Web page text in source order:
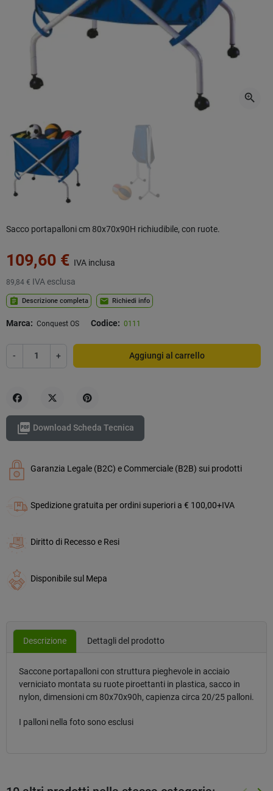
zoom_in
Sacco portapalloni cm 80x70x90H richiudibile, con ruote.
109,60 € IVA inclusa
89,84 € IVA esclusa
assignment Descrizione completa mail Richiedi info
Marca: Conquest OS Codice: 0111
- + Aggiungi al carrello
 Download Scheda Tecnica
Garanzia Legale (B2C) e Commerciale (B2B) sui prodotti
Spedizione gratuita per ordini superiori a € 100,00+IVA
Diritto di Recesso e Resi
Disponibile sul Mepa
Descrizione Dettagli del prodotto
Saccone portapalloni con struttura pieghevole in acciaio
verniciato montata su ruote piroettanti in plastica, sacco in
nylon, dimensioni cm 80x70x90h, capienza circa 20/25 palloni.
I palloni nella foto sono esclusi